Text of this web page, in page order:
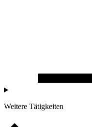
Weitere Tätigkeiten